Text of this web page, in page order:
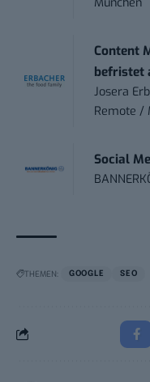
Content
befristet
Josera
Remote /
Social
THEMEN: GOOGLE SEO